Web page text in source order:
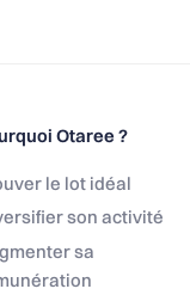
Otaree ?
le lot idéal
son activité
sa